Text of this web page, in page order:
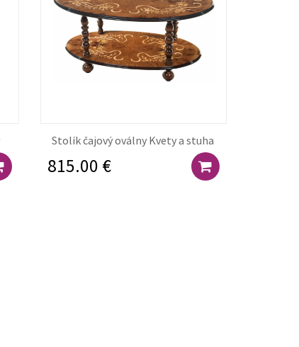
Stolík čajový oválny Kvety a stuha
815.00 €